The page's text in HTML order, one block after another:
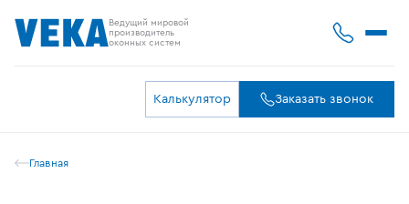
Ведущий мировой
производитель
оконных систем
Калькулятор Заказать звонок
Главная